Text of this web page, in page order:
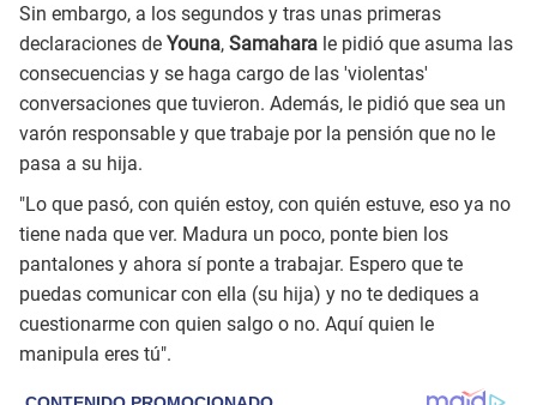
Sin embargo, a los segundos y tras unas primeras
declaraciones de Youna, Samahara le pidió que asuma las
consecuencias y se haga cargo de las 'violentas'
conversaciones que tuvieron. Además, le pidió que sea un
varón responsable y que trabaje por la pensión que no le
pasa a su hija.
"Lo que pasó, con quién estoy, con quién estuve, eso ya no
tiene nada que ver. Madura un poco, ponte bien los
pantalones y ahora sí ponte a trabajar. Espero que te
puedas comunicar con ella (su hija) y no te dediques a
cuestionarme con quien salgo o no. Aquí quien le
manipula eres tú".